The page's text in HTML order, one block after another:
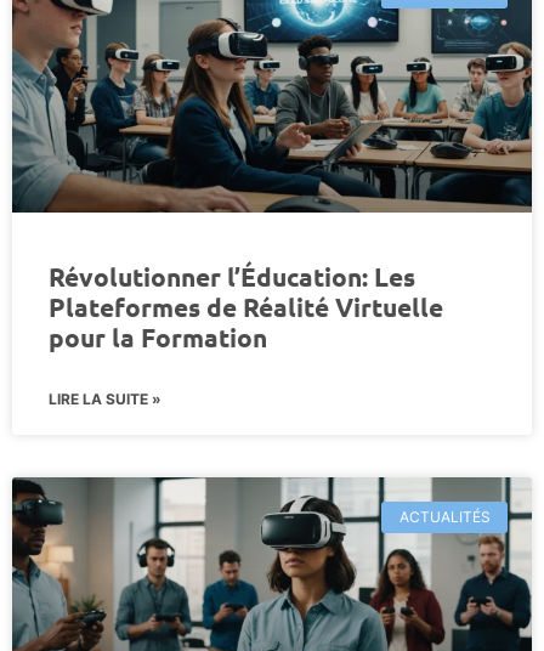
Révolutionner l’Éducation: Les
Plateformes de Réalité Virtuelle
pour la Formation
LIRE LA SUITE »
ACTUALITÉS